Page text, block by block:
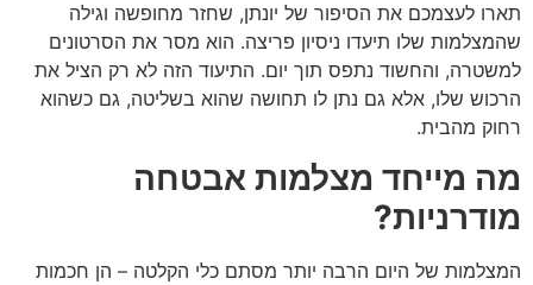
תארו לעצמכם את הסיפור של יונתן, שחזר מחופשה וגילה
שהמצלמות שלו תיעדו ניסיון פריצה. הוא מסר את הסרטונים
למשטרה, והחשוד נתפס תוך יום. התיעוד הזה לא רק הציל את
הרכוש שלו, אלא גם נתן לו תחושה שהוא בשליטה, גם כשהוא
רחוק מהבית.
מה מייחד מצלמות אבטחה
מודרניות?
המצלמות של היום הרבה יותר מסתם כלי הקלטה – הן חכמות